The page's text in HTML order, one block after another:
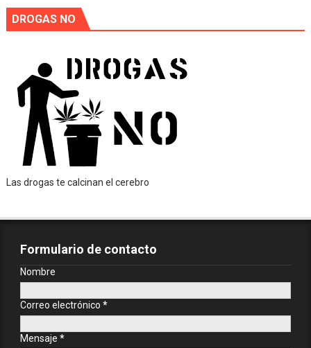
DROGAS NO
Las drogas te calcinan el cerebro
Formulario de contacto
Nombre
Correo electrónico *
Mensaje *